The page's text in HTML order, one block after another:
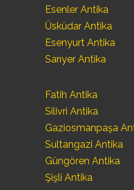
Esenler Antika
Üsküdar Antika
Esenyurt Antika
Sarıyer Antika
Fatih Antika
Silivri Antika
Gaziosmanpaşa
Sultangazi Antika
Güngören Antika
Şişli Antika